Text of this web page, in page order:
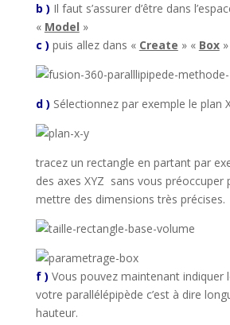
b ) Il faut s’assurer d’être dans
« Model »
c ) puis allez dans « Create » « Box»
d ) Sélectionnez par exemple le plan
tracez un rectangle en partant par
des axes XYZ sans vous préoccuper
mettre des dimensions très précises.
f ) Vous pouvez maintenant indiquer
votre parallélépipède c’est à dire
hauteur.